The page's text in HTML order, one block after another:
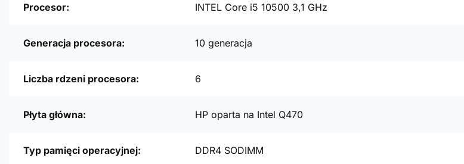
Procesor: INTEL Core i5 10500 3,1 GHz
Generacja procesora: 10 generacja
Liczba rdzeni procesora: 6
Płyta główna: HP oparta na Intel Q470
Typ pamięci operacyjnej: DDR4 SODIMM